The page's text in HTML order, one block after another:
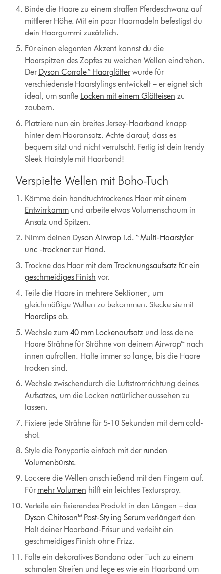
Binde die Haare zu einem straffen Pferdeschwanz auf
mittlerer Höhe. Mit ein paar Haarnadeln befestigst du
dein Haargummi zusätzlich.
Für einen eleganten Akzent kannst du die
Haarspitzen des Zopfes zu weichen Wellen eindrehen.
Der Dyson Corrale™ Haarglätterwurde für
verschiedenste Haarstylings entwickelt – er eignet sich
ideal, um sanfte Locken mit einem Glätteisen zu
zaubern.
Platziere nun ein breites Jersey-Haarband knapp
hinter dem Haaransatz. Achte darauf, dass es
bequem sitzt und nicht verrutscht. Fertig ist dein trendy
Sleek Hairstyle mit Haarband!
Verspielte Wellen mit Boho-Tuch
Kämme dein handtuchtrockenes Haar mit einem
Entwirrkammund arbeite etwas Volumenschaum in
Ansatz und Spitzen.
Nimm deinen Dyson Airwrap i.d.™ Multi-Haarstyler
und -trocknerzur Hand.
Trockne das Haar mit dem Trocknungsaufsatz für ein
geschmeidiges Finish vor.
Teile die Haare in mehrere Sektionen, um
gleichmäßige Wellen zu bekommen. Stecke sie mit
Haarclipsab.
Wechsle zum 40 mm Lockenaufsatzund lass deine
Haare Strähne für Strähne von deinem Airwrap™ nach
innen aufrollen. Halte immer so lange, bis die Haare
trocken sind.
Wechsle zwischendurch die Luftstromrichtung deines
Aufsatzes, um die Locken natürlicher aussehen zu
lassen.
Fixiere jede Strähne für 5-10 Sekunden mit dem cold-
shot.
Style die Ponypartie einfach mit der runden
Volumenbürste.
Lockere die Wellen anschließend mit den Fingern auf.
Für mehr Volumen hilft ein leichtes Texturspray.
Verteile ein fixierendes Produkt in den Längen – das
Dyson Chitosan™ Post-Styling Serumverlängert den
Halt deiner Haarband-Frisur und verleiht ein
geschmeidiges Finish ohne Frizz.
Falte ein dekoratives Bandana oder Tuch zu einem
schmalen Streifen und lege es wie ein Haarband um